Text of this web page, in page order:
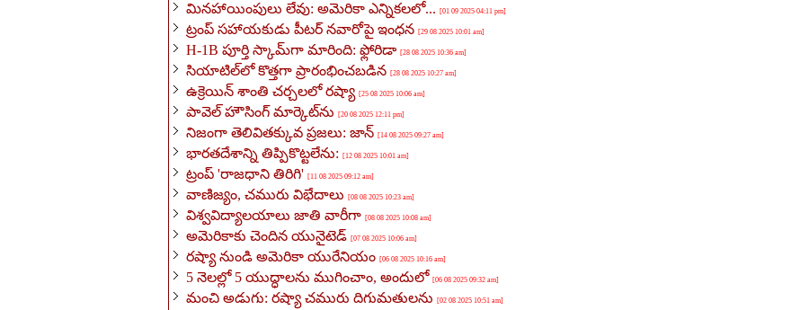
మినహాయింపులు లేవు: అమెరికా ఎన్నికలలో... [01 09 2025 04:11 pm]
ట్రంప్ సహాయకుడు పీటర్ నవారోపై ఇంధన [29 08 2025 10:01 am]
H-1B పూర్తి స్కామ్‌గా మారింది: ఫ్లోరిడా [28 08 2025 10:36 am]
సియాటిల్‌లో కొత్తగా ప్రారంభించబడిన [28 08 2025 10:27 am]
ఉక్రెయిన్ శాంతి చర్చలలో రష్యా [25 08 2025 10:06 am]
పావెల్ హౌసింగ్ మార్కెట్‌ను [20 08 2025 12:11 pm]
నిజంగా తెలివితక్కువ ప్రజలు: జాన్ [14 08 2025 09:27 am]
భారతదేశాన్ని తిప్పికొట్టలేను: [12 08 2025 10:01 am]
ట్రంప్ 'రాజధాని తిరిగి' [11 08 2025 09:12 am]
వాణిజ్యం, చమురు విభేదాలు [08 08 2025 10:23 am]
విశ్వవిద్యాలయాలు జాతి వారీగా [08 08 2025 10:08 am]
అమెరికాకు చెందిన యునైటెడ్ [07 08 2025 10:06 am]
రష్యా నుండి అమెరికా యురేనియం [06 08 2025 10:16 am]
5 నెలల్లో 5 యుద్ధాలను ముగించాం, అందులో [06 08 2025 09:32 am]
మంచి అడుగు: రష్యా చమురు దిగుమతులను [02 08 2025 10:51 am]